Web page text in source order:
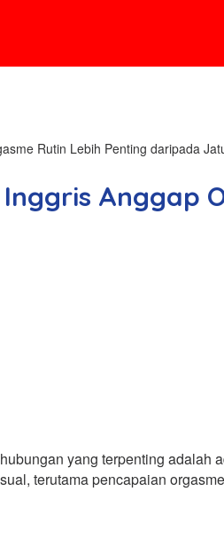
Rutin Lebih Penting daripada
Anggap
yang terpenting adalah
terutama pencapaian